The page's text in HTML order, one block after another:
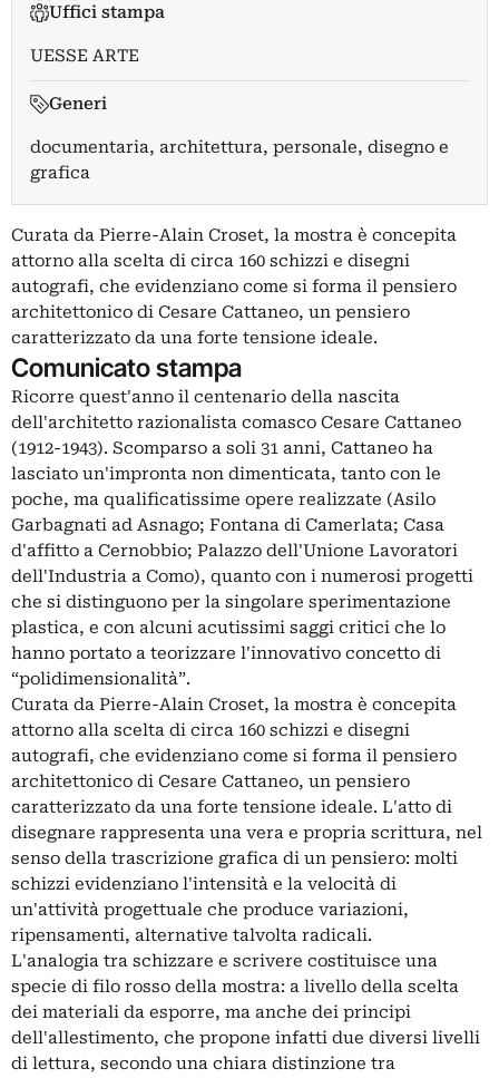
Uffici stampa
UESSE ARTE
Generi
documentaria, architettura, personale, disegno e
grafica
Curata da Pierre-Alain Croset, la mostra è concepita
attorno alla scelta di circa 160 schizzi e disegni
autografi, che evidenziano come si forma il pensiero
architettonico di Cesare Cattaneo, un pensiero
caratterizzato da una forte tensione ideale.
Comunicato stampa
Ricorre quest'anno il centenario della nascita
dell'architetto razionalista comasco Cesare Cattaneo
(1912-1943). Scomparso a soli 31 anni, Cattaneo ha
lasciato un'impronta non dimenticata, tanto con le
poche, ma qualificatissime opere realizzate (Asilo
Garbagnati ad Asnago; Fontana di Camerlata; Casa
d'affitto a Cernobbio; Palazzo dell'Unione Lavoratori
dell'Industria a Como), quanto con i numerosi progetti
che si distinguono per la singolare sperimentazione
plastica, e con alcuni acutissimi saggi critici che lo
hanno portato a teorizzare l'innovativo concetto di
“polidimensionalità”.
Curata da Pierre-Alain Croset, la mostra è concepita
attorno alla scelta di circa 160 schizzi e disegni
autografi, che evidenziano come si forma il pensiero
architettonico di Cesare Cattaneo, un pensiero
caratterizzato da una forte tensione ideale. L'atto di
disegnare rappresenta una vera e propria scrittura, nel
senso della trascrizione grafica di un pensiero: molti
schizzi evidenziano l'intensità e la velocità di
un'attività progettuale che produce variazioni,
ripensamenti, alternative talvolta radicali.
L'analogia tra schizzare e scrivere costituisce una
specie di filo rosso della mostra: a livello della scelta
dei materiali da esporre, ma anche dei principi
dell'allestimento, che propone infatti due diversi livelli
di lettura, secondo una chiara distinzione tra